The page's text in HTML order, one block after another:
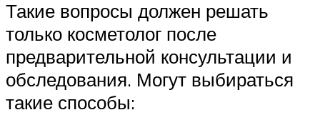
Такие вопросы должен решать
только косметолог после
предварительной консультации и
обследования. Могут выбираться
такие способы: